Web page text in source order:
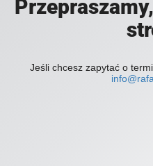
Jeśli chcesz zapytać o